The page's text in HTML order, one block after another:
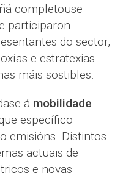
completouse
participaron
do sector,
e estratexias
máis sostibles.
á mobilidade
específico
emisións. Distintos
actuais de
e novas